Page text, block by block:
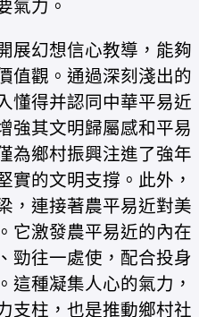
氣力。
展幻想信心教導，能夠
值觀。通過深刻淺出的
懂得并認同中華平易近
強其文明歸屬感和平易
為鄉村振興注進了強年
實的文明支撐。此外，
，連接著農平易近對美
它激發農平易近的內在
勁往一處使，配合投身
這種凝集人心的氣力，
支柱，也是推動鄉村社